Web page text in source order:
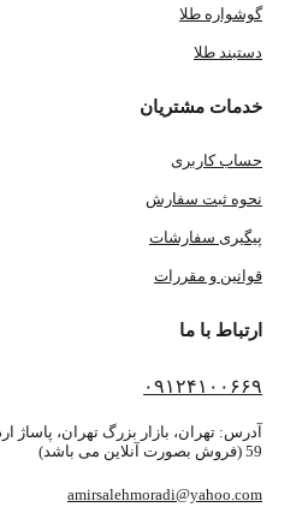
گوشواره طلا
دستبند طلا
خدمات مشتریان
حساب کاربری
نحوه ثبت سفارش
پیگیری سفارشات
قوانین و مقررات
ارتباط با ما
۰۹۱۲۴۱۰۰۶۶۹
آدرس: تهران، بازار بزرگ تهران،
59 (فروش بصورت آنلاین می باشد)
amirsalehmoradi@yahoo.com